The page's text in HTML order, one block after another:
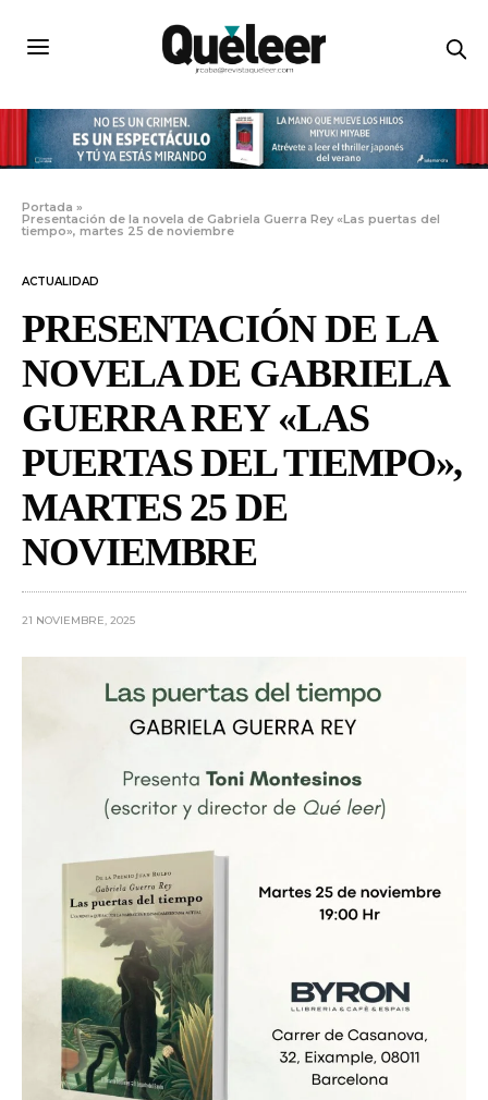
Portada »
Presentación de la novela de Gabriela Guerra Rey «Las puertas del
tiempo», martes 25 de noviembre
ACTUALIDAD
PRESENTACIÓN DE LA
NOVELA DE GABRIELA
GUERRA REY «LAS
PUERTAS DEL TIEMPO»,
MARTES 25 DE
NOVIEMBRE
21 NOVIEMBRE, 2025